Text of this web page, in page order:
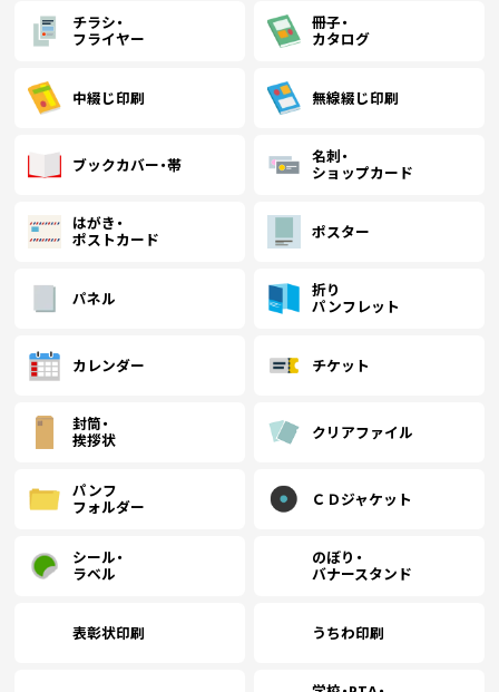
チラシ・
フライヤー
冊子・
カタログ
中綴じ印刷 無線綴じ印刷
ブックカバー・帯
名刺・
ショップカード
はがき・
ポストカード
ポスター
パネル
折り
パンフレット
カレンダー チケット
封筒・
挨拶状
クリアファイル
パンフ
フォルダー
ＣＤジャケット
シール・
ラベル
のぼり・
バナースタンド
表彰状印刷 うちわ印刷